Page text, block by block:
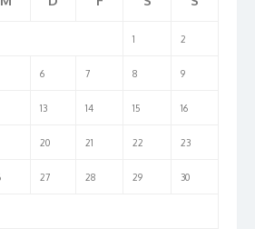
1 2
6 7 8 9
13 14 15 16
20 21 22 23
27 28 29 30